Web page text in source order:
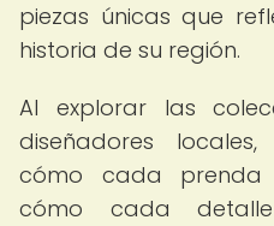
piezas únicas que
historia de su región.
Al explorar las
diseñadores
cómo cada prenda
cómo cada